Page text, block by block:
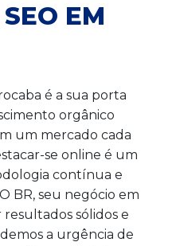
EM
é a sua porta
orgânico
um mercado cada
se online é um
contínua e
BR, seu negócio em
sólidos e
a urgência de